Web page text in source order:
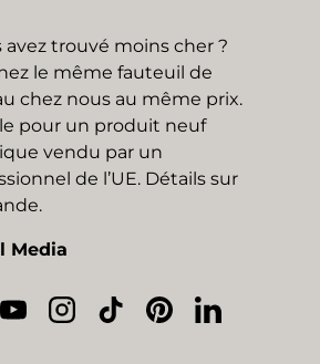
avez trouvé moins cher ?
le même fauteuil de
chez nous au même prix.
pour un produit neuf
vendu par un
de l’UE. Détails sur
Media
YouTubeInstagram
TikTokPinterestLinkedIn